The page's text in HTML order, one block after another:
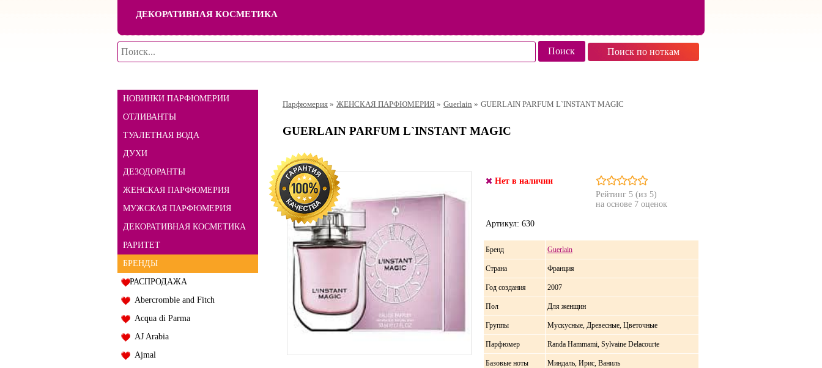
ДЕКОРАТИВНАЯ КОСМЕТИКА
Поиск по ноткам
НОВИНКИ ПАРФЮМЕРИИ
ОТЛИВАНТЫ
ТУАЛЕТНАЯ ВОДА
ДУХИ
ДЕЗОДОРАНТЫ
ЖЕНСКАЯ ПАРФЮМЕРИЯ
МУЖСКАЯ ПАРФЮМЕРИЯ
ДЕКОРАТИВНАЯ КОСМЕТИКА
РАРИТЕТ
БРЕНДЫ
РАСПРОДАЖА
Abercrombie and Fitch
Acqua di Parma
AJ Arabia
Ajmal
Парфюмерия » ЖЕНСКАЯ ПАРФЮМЕРИЯ » Guerlain » GUERLAIN PARFUM L`INSTANT MAGIC
GUERLAIN PARFUM L`INSTANT MAGIC
Нет в наличии
Рейтинг 5 (из 5)
на основе 7 оценок
Артикул: 630
Бренд Guerlain
Страна Франция
Год создания 2007
Пол Для женщин
Группы Мускусные, Древесные, Цветочные
Парфюмер Randa Hammami, Sylvaine Delacourte
Базовые ноты Миндаль, Ирис, Ваниль